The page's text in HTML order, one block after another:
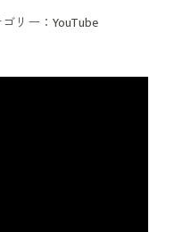
リー： YouTube